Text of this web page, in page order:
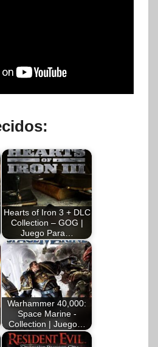
Hearts of Iron 3 + DLC
Collection – GOG |
Juego Para…
Warhammer 40,000:
Space Marine -
Collection | Juego…